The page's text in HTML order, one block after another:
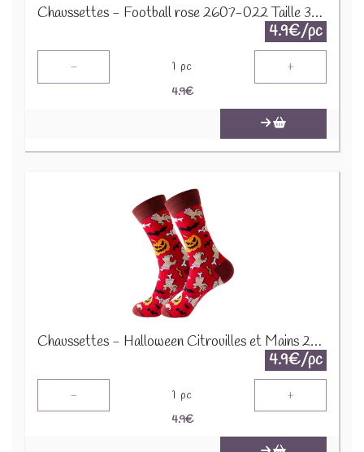
Chaussettes - Football rose 2607-022 Taille 38-45
4.9€/pc
- 1 pc +
4.9€
Chaussettes - Halloween Citrouilles et Mains 2564-010 Taille 38-45
4.9€/pc
- 1 pc +
4.9€